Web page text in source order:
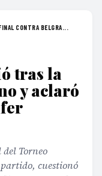
CONTRA BELGRA...
tras la
y aclaró
Torneo
cuestionó